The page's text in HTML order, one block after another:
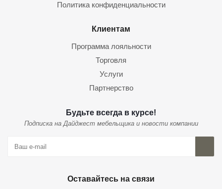
Политика конфиденциальности
Клиентам
Программа лояльности
Торговля
Услуги
Партнерство
Будьте всегда в курсе!
Подписка на Дайджест мебельщика и новости компании
Оставайтесь на связи